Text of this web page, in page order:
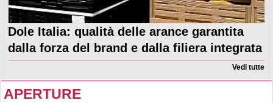
Dole Italia: qualità delle arance garantita
dalla forza del brand e dalla filiera integrata
Vedi tutte
APERTURE